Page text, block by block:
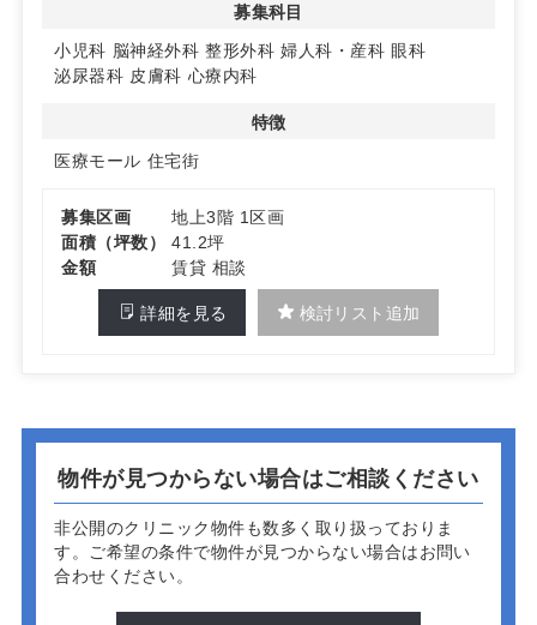
園前駅からバスで17分、バス停から徒歩1分とアクセスも
良好です。2023年3月末に完成したばかりの新築物件で、
供できます。詳細はお問い合わせください。
募集科目
小児科 脳神経外科 整形外科 婦人科・産科 眼科
泌尿器科 皮膚科 心療内科
特徴
医療モール 住宅街
募集区画
地上3階 1区画
面積（坪数）
41.2坪
金額
賃貸 相談
詳細を見る 検討リスト追加
物件が見つからない場合はご相談ください
非公開のクリニック物件も数多く取り扱っておりま
す。 ご希望の条件で物件が見つからない場合はお問い
合わせください。